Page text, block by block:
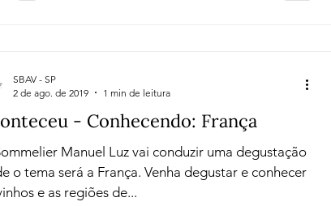
- Conhecendo: França
Manuel Luz vai conduzir uma degustação
o tema será a França. Venha degustar e conhecer
e as regiões de...
SBAV - SP
2 de ago. de 2019
1 min de leitura